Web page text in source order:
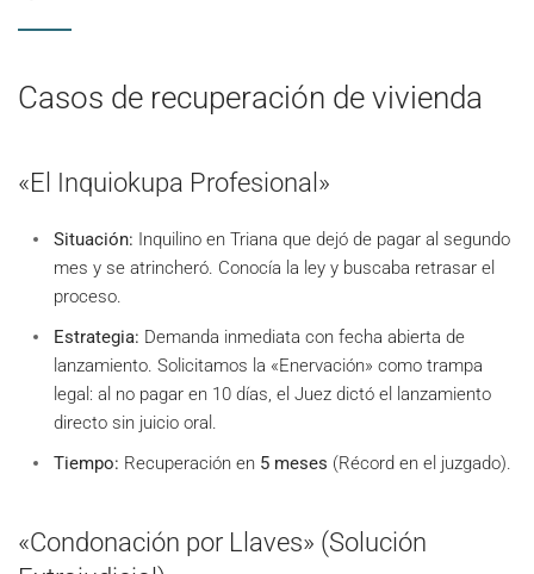
Casos de recuperación de vivienda
«El Inquiokupa Profesional»
Situación: Inquilino en Triana que dejó de pagar al segundo
mes y se atrincheró. Conocía la ley y buscaba retrasar el
proceso.
Estrategia: Demanda inmediata con fecha abierta de
lanzamiento. Solicitamos la «Enervación» como trampa
legal: al no pagar en 10 días, el Juez dictó el lanzamiento
directo sin juicio oral.
Tiempo: Recuperación en 5 meses (Récord en el juzgado).
«Condonación por Llaves» (Solución